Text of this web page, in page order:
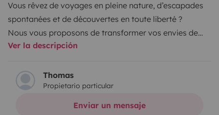
Vous rêvez de voyages en pleine nature, d’escapades
spontanées et de découvertes en toute liberté ?
Nous vous proposons de transformer vos envies de
road-trip en réalité !!
la version grand format adapté au famille nombreuse
avec un espace intérieur optimisé, une cuisine
complète pour plus d’autonomie, une salle de bain
Ver la descripción
Thomas
Propietario particular
Enviar un mensaje